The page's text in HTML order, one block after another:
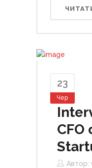
23
Чер
CFO
Автор: